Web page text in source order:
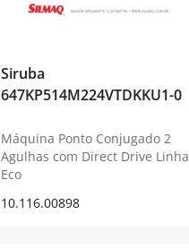
Siruba
647KP514M224VTDKKU1-0
Máquina Ponto Conjugado 2
Agulhas com Direct Drive Linha
Eco
10.116.00898